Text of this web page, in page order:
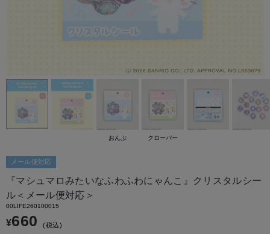
メール便対応
『マシュマロみたいなふわふわにゃんこ』クリスタルシー
ル＜メール便対応＞
00LIFE260100015
¥660 税込
おんぷ クローバー